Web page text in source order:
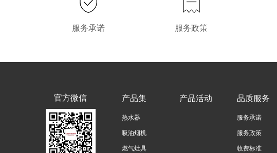
服务承诺 服务政策
官方微信 产品集
热水器
吸油烟机
燃气灶具
产品活动 品质服务
服务承诺
服务政策
收费标准